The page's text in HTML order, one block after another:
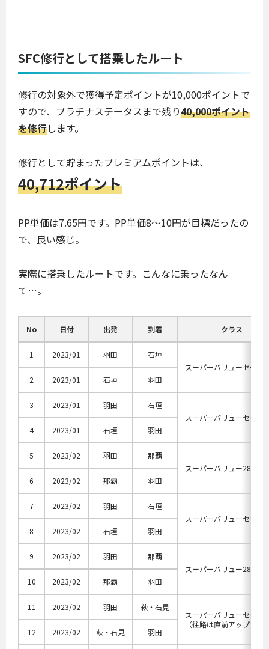
SFC修行として搭乗したルート
修行の対象外で獲得予定ポイントが10,000ポイントで
すので、プラチナステータスまで残り40,000ポイント
を修行します。
修行として貯まったプレミアムポイントは、
40,712ポイント
PP単価は7.65円です。PP単価8〜10円が目標だったの
で、良い感じ。
実際に搭乗したルートです。こんなに乗ったなん
て…。
No 日付 出発 到着 クラス
1 2023/01 羽田
石垣
スーパーバリューセール
2
2023/01 石垣 羽田
3 2023/01 羽田
石垣
スーパーバリューセール
4
2023/01 石垣 羽田
5 2023/02 羽田
那覇
スーパーバリュー28M
6
2023/02 那覇 羽田
7 2023/02 羽田
石垣
スーパーバリューセール
8
2023/02 石垣 羽田
9 2023/02 羽田
那覇
スーパーバリュー28M
10
2023/02 那覇 羽田
11 2023/02 羽田 萩・石見
スーパーバリューセール
（往路は直前アップデー
12 2023/02 萩・石見 羽田